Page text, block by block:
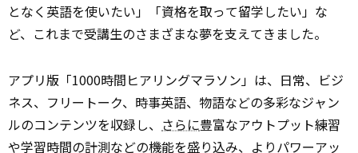
となく英語を使いたい」「資格を取って留学したい」な
ど、これまで受講生のさまざまな夢を支えてきました。
アプリ版「1000時間ヒアリングマラソン」は、日常、ビジ
ネス、フリートーク、時事英語、物語などの多彩なジャン
ルのコンテンツを収録し、 さらに豊富なアウトプット練習
や学習時間の計測などの機能を盛り込み、よりパワーアッ